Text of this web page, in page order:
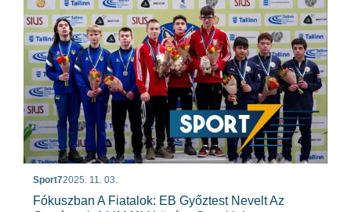
Sport72025. 11. 03.
Fókuszban A Fiatalok: EB Győztest Nevelt Az